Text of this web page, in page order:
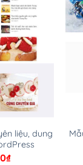
liệu, dung
₫Giá